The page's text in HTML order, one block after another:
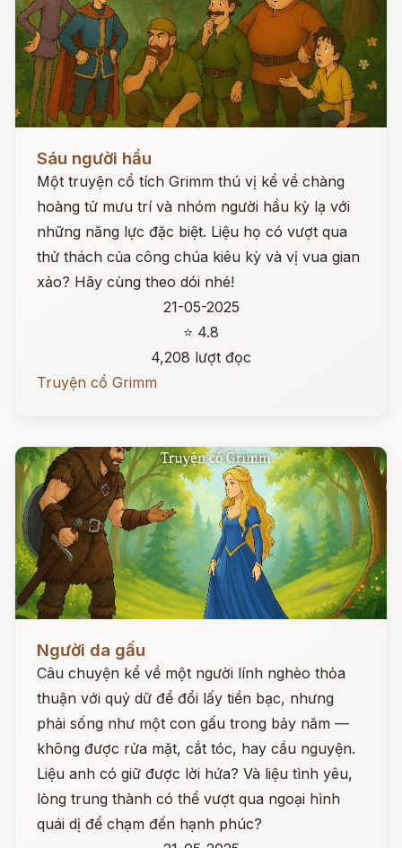
Sáu người hầu
Một truyện cổ tích Grimm thú vị kể về chàng
hoàng tử mưu trí và nhóm người hầu kỳ lạ với
những năng lực đặc biệt. Liệu họ có vượt qua
thử thách của công chúa kiêu kỳ và vị vua gian
xảo? Hãy cùng theo dói nhé!
21-05-2025
⭐ 4.8
4,208 lượt đọc
Truyện cổ Grimm
Người da gấu
Câu chuyện kể về một người lính nghèo thỏa
thuận với quỷ dữ để đổi lấy tiền bạc, nhưng
phải sống như một con gấu trong bảy năm —
không được rửa mặt, cắt tóc, hay cầu nguyện.
Liệu anh có giữ được lời hứa? Và liệu tình yêu,
lòng trung thành có thể vượt qua ngoại hình
quái dị để chạm đến hạnh phúc?